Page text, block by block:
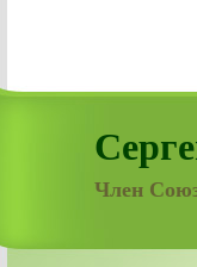
Член